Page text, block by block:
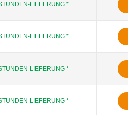
LIEFERUNG *
LIEFERUNG *
LIEFERUNG *
LIEFERUNG *